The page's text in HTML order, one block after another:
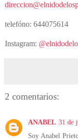
telefóno: 644075614
Instagram:
2 comentarios:
ANABEL 31 de
Soy Anabel